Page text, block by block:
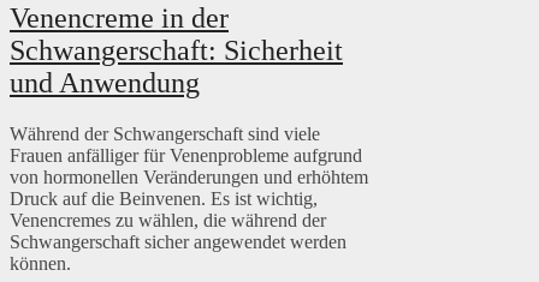
Venencreme in der
Schwangerschaft: Sicherheit
und Anwendung
Während der Schwangerschaft sind viele
Frauen anfälliger für Venenprobleme aufgrund
von hormonellen Veränderungen und erhöhtem
Druck auf die Beinvenen. Es ist wichtig,
Venencremes zu wählen, die während der
Schwangerschaft sicher angewendet werden
können.